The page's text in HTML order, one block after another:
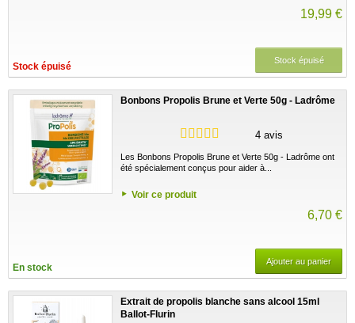
19,99 €
Stock épuisé
Stock épuisé
Bonbons Propolis Brune et Verte 50g - Ladrôme
4 avis
Les Bonbons Propolis Brune et Verte 50g - Ladrôme ont
été spécialement conçus pour aider à...
Voir ce produit
6,70 €
En stock
Ajouter au panier
Extrait de propolis blanche sans alcool 15ml
Ballot-Flurin